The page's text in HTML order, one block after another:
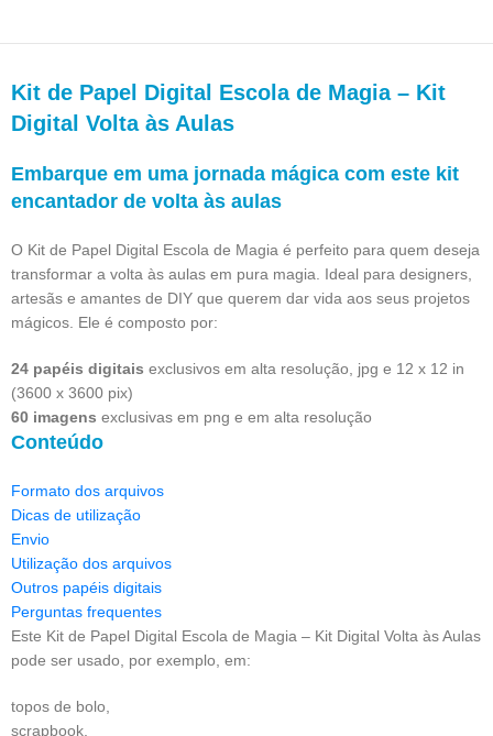
Kit de Papel Digital Escola de Magia – Kit
Digital Volta às Aulas
Embarque em uma jornada mágica com este kit
encantador de volta às aulas
O Kit de Papel Digital Escola de Magia é perfeito para quem deseja
transformar a volta às aulas em pura magia. Ideal para designers,
artesãs e amantes de DIY que querem dar vida aos seus projetos
mágicos. Ele é composto por:
24 papéis digitais exclusivos em alta resolução, jpg e 12 x 12 in
(3600 x 3600 pix)
60 imagens exclusivas em png e em alta resolução
Conteúdo
Formato dos arquivos
Dicas de utilização
Envio
Utilização dos arquivos
Outros papéis digitais
Perguntas frequentes
Este Kit de Papel Digital Escola de Magia – Kit Digital Volta às Aulas
pode ser usado, por exemplo, em:
topos de bolo,
scrapbook,